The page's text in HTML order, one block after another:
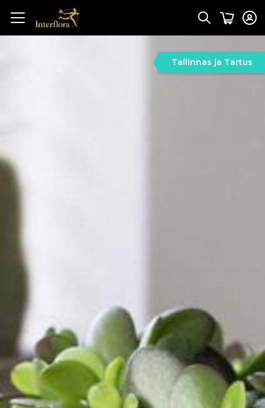
Tallinnas ja Tartus